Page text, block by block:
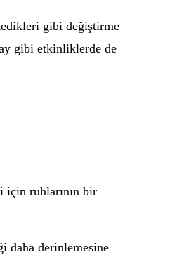
gibi değiştirme
gibi etkinliklerde de
için ruhlarının bir
daha derinlemesine